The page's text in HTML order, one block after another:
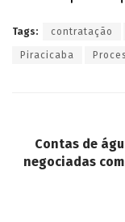
Tags: contratação
Piracicaba
Contas de
negociadas